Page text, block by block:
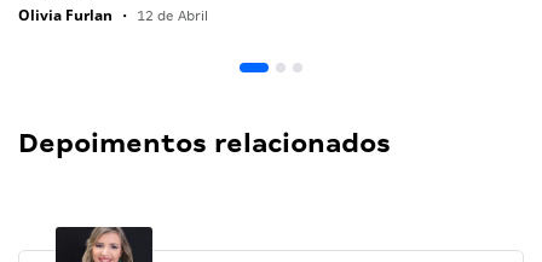
Olivia Furlan • 12 de Abril
Depoimentos relacionados